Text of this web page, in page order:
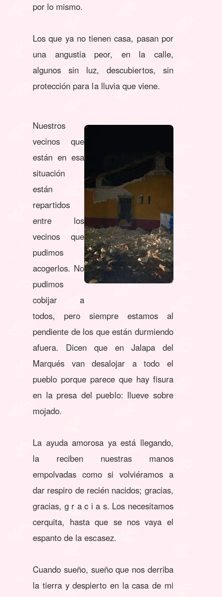
por lo mismo.
Los que ya no tienen casa, pasan por
una angustia peor, en la calle,
algunos sin luz, descubiertos, sin
protección para la lluvia que viene.
Nuestros
vecinos que
están en esa
situación
están
repartidos
entre los
vecinos que
pudimos
acogerlos. No
pudimos
cobijar a
todos, pero siempre estamos al
pendiente de los que están durmiendo
afuera. Dicen que en Jalapa del
Marqués van desalojar a todo el
pueblo porque parece que hay fisura
en la presa del pueblo: llueve sobre
mojado.
La ayuda amorosa ya está llegando,
la reciben nuestras manos
empolvadas como si volviéramos a
dar respiro de recién nacidos; gracias,
gracias, g r a c i a s. Los necesitamos
cerquita, hasta que se nos vaya el
espanto de la escasez.
Cuando sueño, sueño que nos derriba
la tierra y despierto en la casa de mi